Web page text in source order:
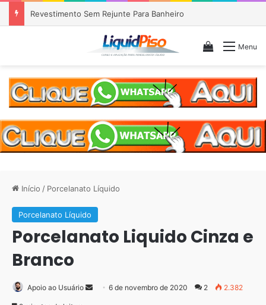
Piso Epóxi em Banheiro Anália Franco SP
Menu
Veja seu
Início / Porcelanato Líquido
Porcelanato Líquido
Porcelanato Liquido Cinza e
Branco
Apoio ao Usuário
Mande6 de novembro de 2020 2 2.382